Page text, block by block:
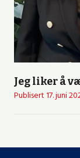
Jeg liker å
Publisert17. juni